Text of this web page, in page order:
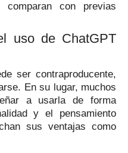
con previas
uso de ChatGPT
ser contraproducente,
En su lugar, muchos
a usarla de forma
y el pensamiento
sus ventajas como